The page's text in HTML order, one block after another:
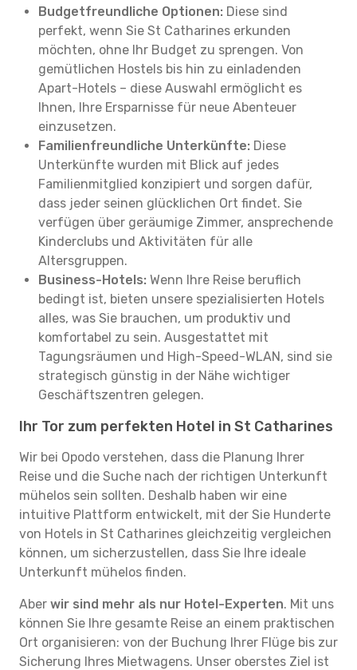
Budgetfreundliche Optionen: Diese sind
perfekt, wenn Sie St Catharines erkunden
möchten, ohne Ihr Budget zu sprengen. Von
gemütlichen Hostels bis hin zu einladenden
Apart-Hotels – diese Auswahl ermöglicht es
Ihnen, Ihre Ersparnisse für neue Abenteuer
einzusetzen.
Familienfreundliche Unterkünfte: Diese
Unterkünfte wurden mit Blick auf jedes
Familienmitglied konzipiert und sorgen dafür,
dass jeder seinen glücklichen Ort findet. Sie
verfügen über geräumige Zimmer, ansprechende
Kinderclubs und Aktivitäten für alle
Altersgruppen.
Business-Hotels: Wenn Ihre Reise beruflich
bedingt ist, bieten unsere spezialisierten Hotels
alles, was Sie brauchen, um produktiv und
komfortabel zu sein. Ausgestattet mit
Tagungsräumen und High-Speed-WLAN, sind sie
strategisch günstig in der Nähe wichtiger
Geschäftszentren gelegen.
Ihr Tor zum perfekten Hotel in St Catharines
Wir bei Opodo verstehen, dass die Planung Ihrer
Reise und die Suche nach der richtigen Unterkunft
mühelos sein sollten. Deshalb haben wir eine
intuitive Plattform entwickelt, mit der Sie Hunderte
von Hotels in St Catharines gleichzeitig vergleichen
können, um sicherzustellen, dass Sie Ihre ideale
Unterkunft mühelos finden.
Aber wir sind mehr als nur Hotel-Experten. Mit uns
können Sie Ihre gesamte Reise an einem praktischen
Ort organisieren: von der Buchung Ihrer Flüge bis zur
Sicherung Ihres Mietwagens. Unser oberstes Ziel ist